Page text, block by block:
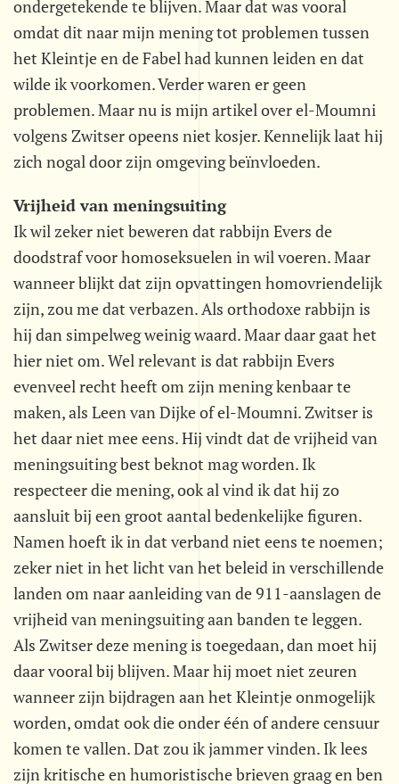
ondergetekende te blijven. Maar dat was vooral
omdat dit naar mijn mening tot problemen tussen
het Kleintje en de Fabel had kunnen leiden en dat
wilde ik voorkomen. Verder waren er geen
problemen. Maar nu is mijn artikel over el-Moumni
volgens Zwitser opeens niet kosjer. Kennelijk laat hij
zich nogal door zijn omgeving beïnvloeden.
Vrijheid van meningsuiting
Ik wil zeker niet beweren dat rabbijn Evers de
doodstraf voor homoseksuelen in wil voeren. Maar
wanneer blijkt dat zijn opvattingen homovriendelijk
zijn, zou me dat verbazen. Als orthodoxe rabbijn is
hij dan simpelweg weinig waard. Maar daar gaat het
hier niet om. Wel relevant is dat rabbijn Evers
evenveel recht heeft om zijn mening kenbaar te
maken, als Leen van Dijke of el-Moumni. Zwitser is
het daar niet mee eens. Hij vindt dat de vrijheid van
meningsuiting best beknot mag worden. Ik
respecteer die mening, ook al vind ik dat hij zo
aansluit bij een groot aantal bedenkelijke figuren.
Namen hoeft ik in dat verband niet eens te noemen;
zeker niet in het licht van het beleid in verschillende
landen om naar aanleiding van de 911-aanslagen de
vrijheid van meningsuiting aan banden te leggen.
Als Zwitser deze mening is toegedaan, dan moet hij
daar vooral bij blijven. Maar hij moet niet zeuren
wanneer zijn bijdragen aan het Kleintje onmogelijk
worden, omdat ook die onder één of andere censuur
komen te vallen. Dat zou ik jammer vinden. Ik lees
zijn kritische en humoristische brieven graag en ben